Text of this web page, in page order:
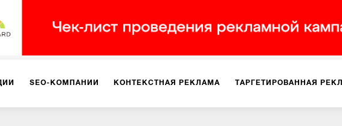
SEO-КОМПАНИИ КОНТЕКСТНАЯ РЕКЛАМА ТАРГЕТИРОВАННАЯ